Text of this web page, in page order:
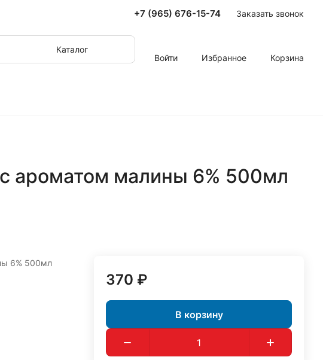
+7 (965) 676-15-74 Заказать звонок
Каталог
Войти
Избранное Корзина
ароматом малины 6% 500мл
6% 500мл
370 ₽
В корзину